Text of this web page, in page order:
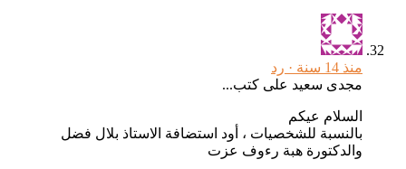
رد
مجدى سعيد على كتب...
السلام عيكم
بالنسبة للشخصيات ، أود استضافة الاستاذ بلال فضل
والدكتورة هبة رءوف عزت